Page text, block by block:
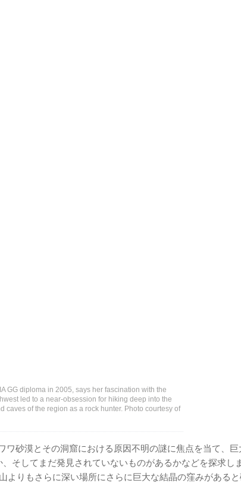
GG diploma in 2005, says her fascination with the
led to a near-obsession for hiking deep into the
caves of the region as a rock hunter. Photo courtesy of
ワ砂漠とその洞窟における原因不明の謎に焦点を当て、
そしてまだ発見されていないものがあるかなどを探求し
よりもさらに深い場所にさらに巨大な結晶の窪みがある